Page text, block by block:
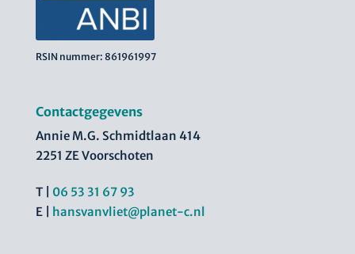
RSIN nummer: 861961997
Contactgegevens
Annie M.G. Schmidtlaan 414
2251 ZE Voorschoten
T | 06 53 31 67 93
E | hansvanvliet@planet-c.nl